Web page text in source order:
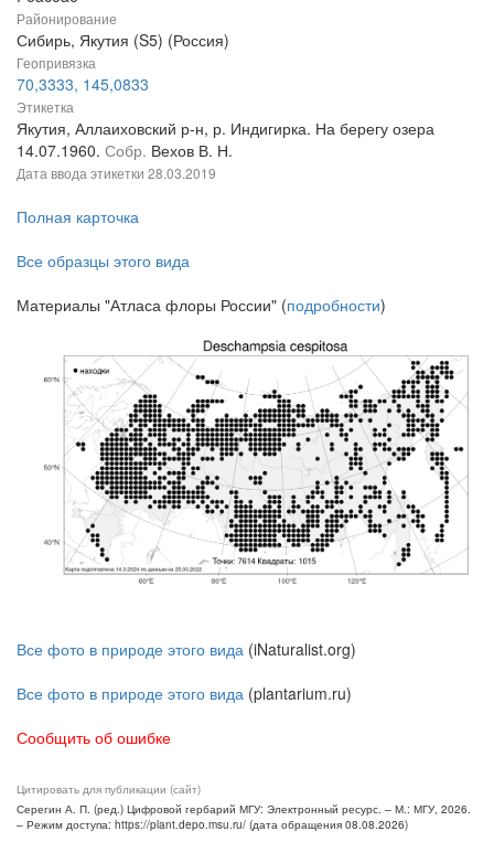
Районирование
Сибирь, Якутия (S5) (Россия)
Геопривязка
70,3333, 145,0833
Этикетка
Якутия, Аллаиховский р-н, р. Индигирка. На берегу озера
14.07.1960. Собр. Вехов В. Н.
Дата ввода этикетки 28.03.2019
Полная карточка
Все образцы этого вида
Материалы "Атласа флоры России" (подробности)
Все фото в природе этого вида (iNaturalist.org)
Все фото в природе этого вида (plantarium.ru)
Сообщить об ошибке
Цитировать для публикации (сайт)
Серегин А. П. (ред.) Цифровой гербарий МГУ: Электронный ресурс. – М.: МГУ, 2026.
– Режим доступа: https://plant.depo.msu.ru/ (дата обращения 08.08.2026)